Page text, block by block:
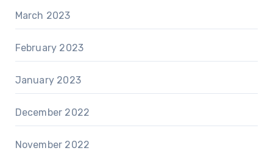
March 2023
February 2023
January 2023
December 2022
November 2022